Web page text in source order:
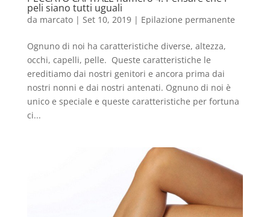
peli siano tutti uguali
da marcato| Set 10, 2019| Epilazione permanente
Ognuno di noi ha caratteristiche diverse, altezza,
occhi, capelli, pelle. Queste caratteristiche le
ereditiamo dai nostri genitori e ancora prima dai
nostri nonni e dai nostri antenati. Ognuno di noi è
unico e speciale e queste caratteristiche per fortuna
ci...